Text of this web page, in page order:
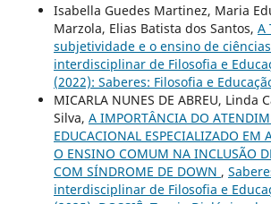
Isabella Guedes Martinez, Maria
Marzola, Elias Batista dos Santos, A
subjetividade e o ensino de ciências
interdisciplinar de Filosofia e
(2022): Saberes: Filosofia e
MICARLA NUNES DE ABREU, Linda
Silva, A IMPORTÂNCIA DO
EDUCACIONAL ESPECIALIZADO EM
O ENSINO COMUM NA INCLUSÃO
COM SÍNDROME DE DOWN ,
interdisciplinar de Filosofia e